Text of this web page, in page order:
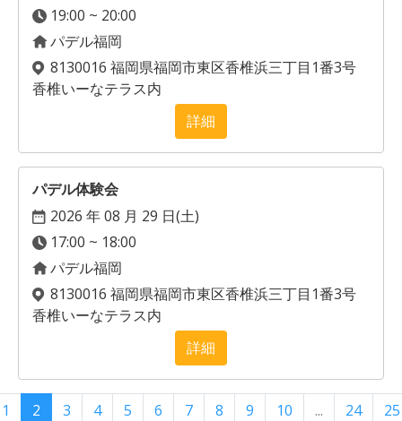
19:00 ~ 20:00
パデル福岡
8130016 福岡県福岡市東区香椎浜三丁目1番3号
香椎いーなテラス内
詳細
パデル体験会
2026 年 08 月 29 日(土)
17:00 ~ 18:00
パデル福岡
8130016 福岡県福岡市東区香椎浜三丁目1番3号
香椎いーなテラス内
詳細
1 2 3 4 5 6 7 8 9 10 ... 24 25